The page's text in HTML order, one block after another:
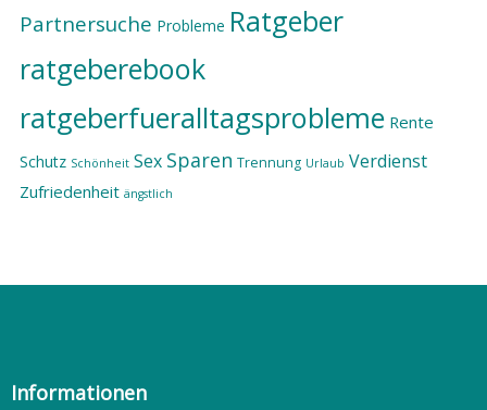
Partnersuche Probleme Ratgeber
ratgeberebook
ratgeberfueralltagsprobleme Rente
Schutz Schönheit Sex Sparen Trennung Urlaub Verdienst
Zufriedenheit ängstlich
Informationen